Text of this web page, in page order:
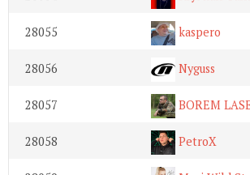
28055 kaspero
28056 Nyguss
28057 BOREM
28058 PetroX